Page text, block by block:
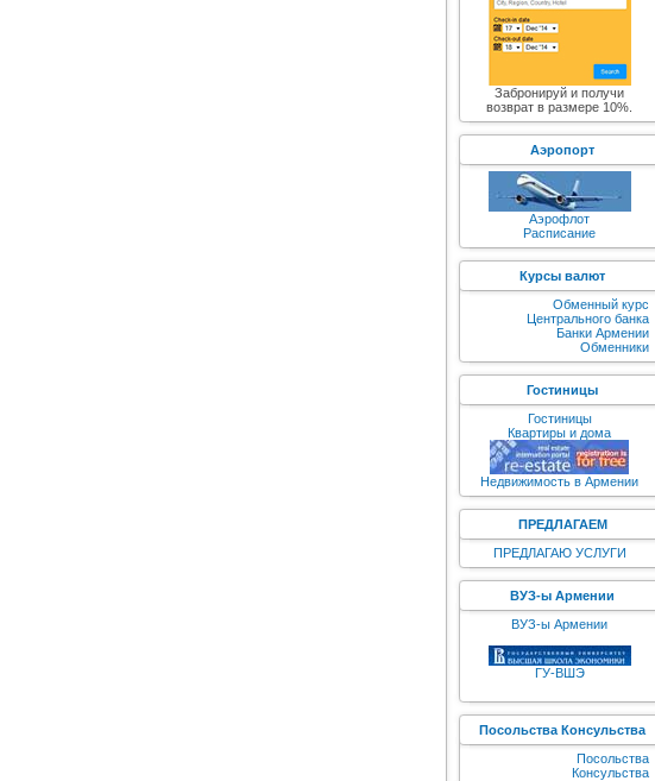
Забронируй и получи
возврат в размере 10%.
Аэропорт
Аэрофлот
Расписание
Курсы валют
Обменный курс
Центрального банка
Банки Армении
Обменники
Гостиницы
Гостиницы
Квартиры и дома
Недвижимость в Армении
ПРЕДЛАГАЕМ
ПРЕДЛАГАЮ УСЛУГИ
ВУЗ-ы Армении
ВУЗ-ы Армении
ГУ-ВШЭ
Посольства Консульства
Посольства
Консульства